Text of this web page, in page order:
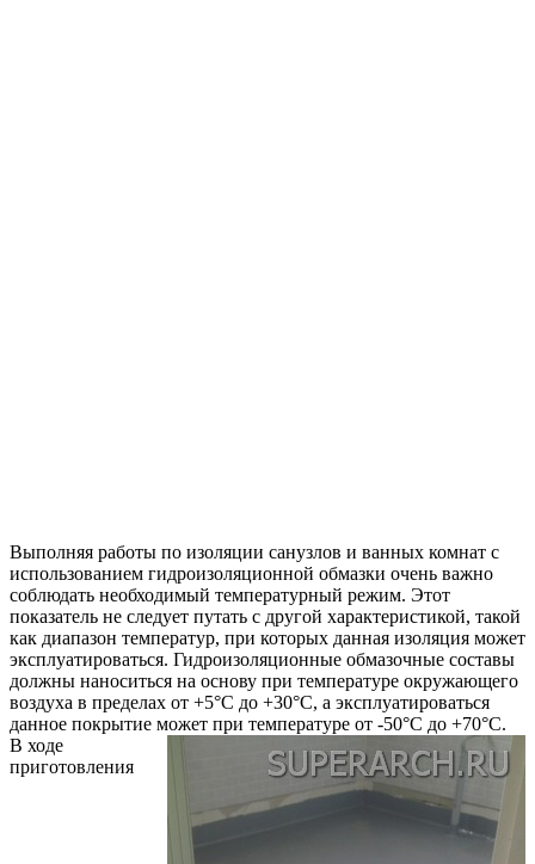
Выполняя работы по изоляции санузлов и ванных комнат с
использованием гидроизоляционной обмазки очень важно
соблюдать необходимый температурный режим. Этот
показатель не следует путать с другой характеристикой, такой
как диапазон температур, при которых данная изоляция может
эксплуатироваться. Гидроизоляционные обмазочные составы
должны наноситься на основу при температуре окружающего
воздуха в пределах от +5°С до +30°С, а эксплуатироваться
данное покрытие может при температуре от -50°С до +70°С.
В ходе
приготовления